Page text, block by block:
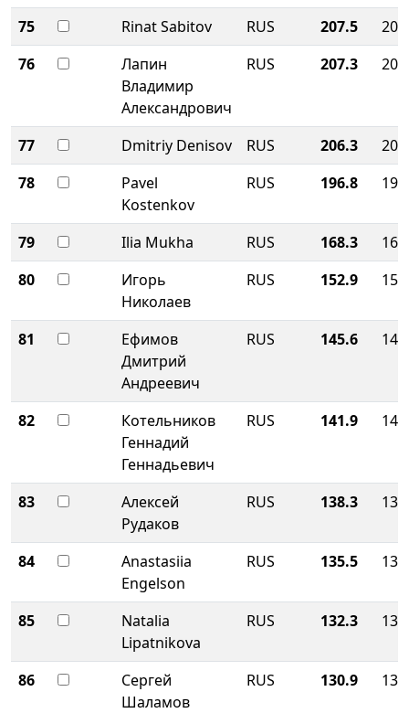
75 Rinat Sabitov RUS 207.5
76
Лапин
Владимир
Александрович
RUS 207.3
77 Dmitriy Denisov RUS 206.3
78
Pavel
Kostenkov
RUS 196.8
79 Ilia Mukha RUS 168.3
80
Игорь
Николаев
RUS 152.9
81
Ефимов
Дмитрий
Андреевич
RUS 145.6
82
Котельников
Геннадий
Геннадьевич
RUS 141.9
83
Алексей
Рудаков
RUS 138.3
84
Anastasiia
Engelson
RUS 135.5
85
Natalia
Lipatnikova
RUS 132.3
86
Сергей
Шаламов
RUS 130.9